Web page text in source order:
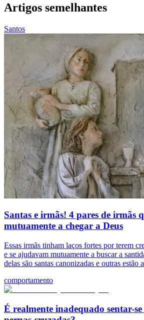
Artigos semelhantes
Santos
Santas e irmãs! 4 pares de irmãs
mutuamente a chegar a Deus
Essas irmãs tinham laços fortes por terem
e se ajudavam mutuamente a buscar a
delas são santas canonizadas e outras estão
comportamento
É realmente inadequado sentar-